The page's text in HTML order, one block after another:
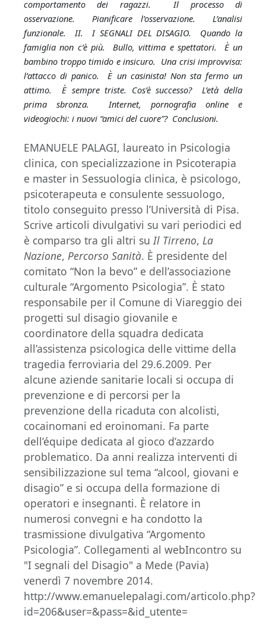
comportamento dei ragazzi. Il processo di
osservazione. Pianificare l’osservazione. L’analisi
funzionale. II. I SEGNALI DEL DISAGIO. Quando la
famiglia non c’è più. Bullo, vittima e spettatori. È un
bambino troppo timido e insicuro. Una crisi improvvisa:
l’attacco di panico. È un casinista! Non sta fermo un
attimo. È sempre triste. Cos’è successo? L’età della
prima sbronza. Internet, pornografia online e
videogiochi: i nuovi “amici del cuore”? Conclusioni.
EMANUELE PALAGI, laureato in Psicologia
clinica, con specializzazione in Psicoterapia
e master in Sessuologia clinica, è psicologo,
psicoterapeuta e consulente sessuologo,
titolo conseguito presso l’Università di Pisa.
Scrive articoli divulgativi su vari periodici ed
è comparso tra gli altri suIl Tirreno, La
Nazione, Percorso Sanità. È presidente del
comitato “Non la bevo” e dell’associazione
culturale “Argomento Psicologia”. È stato
responsabile per il Comune di Viareggio dei
progetti sul disagio giovanile e
coordinatore della squadra dedicata
all’assistenza psicologica delle vittime della
tragedia ferroviaria del 29.6.2009. Per
alcune aziende sanitarie locali si occupa di
prevenzione e di percorsi per la
prevenzione della ricaduta con alcolisti,
cocainomani ed eroinomani. Fa parte
dell’équipe dedicata al gioco d’azzardo
problematico. Da anni realizza interventi di
sensibilizzazione sul tema “alcool, giovani e
disagio” e si occupa della formazione di
operatori e insegnanti. È relatore in
numerosi convegni e ha condotto la
trasmissione divulgativa “Argomento
Psicologia”. Collegamenti al webIncontro su
"I segnali del Disagio" a Mede (Pavia)
venerdì 7 novembre 2014.
http://www.emanuelepalagi.com/articolo.php?
id=206&user=&pass=&id_utente=